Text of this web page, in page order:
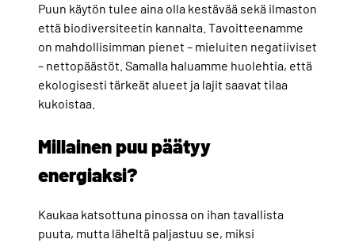
Puun käytön tulee aina olla kestävää sekä ilmaston
että biodiversiteetin kannalta. Tavoitteenamme
on mahdollisimman pienet – mieluiten negatiiviset
– nettopäästöt. Samalla haluamme huolehtia, että
ekologisesti tärkeät alueet ja lajit saavat tilaa
kukoistaa.
Millainen puu päätyy
energiaksi?
Kaukaa katsottuna pinossa on ihan tavallista
puuta, mutta läheltä paljastuu se, miksi